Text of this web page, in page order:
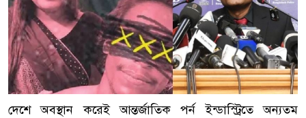
দেশে অবস্থান করেই আন্তর্জাতিক পর্ন ইন্ডাস্ট্রিতে অন্যতম